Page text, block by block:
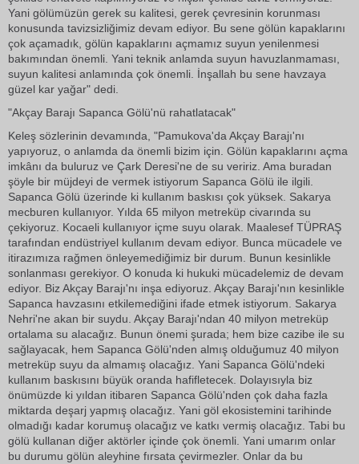
Yani gölümüzün gerek su kalitesi, gerek çevresinin korunması
konusunda tavizsizliğimiz devam ediyor. Bu sene gölün kapaklarını
çok açamadık, gölün kapaklarını açmamız suyun yenilenmesi
bakımından önemli. Yani teknik anlamda suyun havuzlanmaması,
suyun kalitesi anlamında çok önemli. İnşallah bu sene havzaya
güzel kar yağar" dedi.
"Akçay Barajı Sapanca Gölü'nü rahatlatacak"
Keleş sözlerinin devamında, "Pamukova'da Akçay Barajı'nı
yapıyoruz, o anlamda da önemli bizim için. Gölün kapaklarını açma
imkânı da buluruz ve Çark Deresi'ne de su veririz. Ama buradan
şöyle bir müjdeyi de vermek istiyorum Sapanca Gölü ile ilgili.
Sapanca Gölü üzerinde ki kullanım baskısı çok yüksek. Sakarya
mecburen kullanıyor. Yılda 65 milyon metreküp civarında su
çekiyoruz. Kocaeli kullanıyor içme suyu olarak. Maalesef TÜPRAŞ
tarafından endüstriyel kullanım devam ediyor. Bunca mücadele ve
itirazımıza rağmen önleyemediğimiz bir durum. Bunun kesinlikle
sonlanması gerekiyor. O konuda ki hukuki mücadelemiz de devam
ediyor. Biz Akçay Barajı'nı inşa ediyoruz. Akçay Barajı'nın kesinlikle
Sapanca havzasını etkilemediğini ifade etmek istiyorum. Sakarya
Nehri'ne akan bir suydu. Akçay Barajı'ndan 40 milyon metreküp
ortalama su alacağız. Bunun önemi şurada; hem bize cazibe ile su
sağlayacak, hem Sapanca Gölü'nden almış olduğumuz 40 milyon
metreküp suyu da almamış olacağız. Yani Sapanca Gölü'ndeki
kullanım baskısını büyük oranda hafifletecek. Dolayısıyla biz
önümüzde ki yıldan itibaren Sapanca Gölü'nden çok daha fazla
miktarda deşarj yapmış olacağız. Yani göl ekosistemini tarihinde
olmadığı kadar korumuş olacağız ve katkı vermiş olacağız. Tabi bu
gölü kullanan diğer aktörler içinde çok önemli. Yani umarım onlar
bu durumu gölün aleyhine fırsata çevirmezler. Onlar da bu